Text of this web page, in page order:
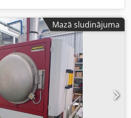
Mazā sludinājuma